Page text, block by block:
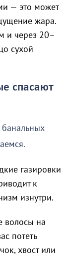
— это может
жара.
и через 20–
сухой
спасают
газировки
к
изнутри.
волосы на
потеть
хвост или